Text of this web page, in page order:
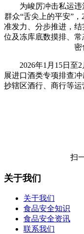
为峻厉冲击私运违
群众“舌尖上的平安”
准发力、分步推进，
位及冻库底数摸排、
密
2026年1月15日至2
展进口酒类专项排查
抄辖区酒行、商行等
扫
关于我们
关于我们
食品安全知识
食品安全资讯
联系我们